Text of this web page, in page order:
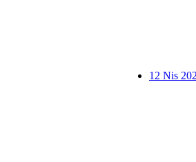
12 Nis